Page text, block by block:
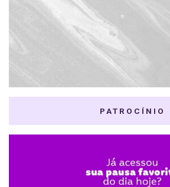
PATROCÍNIO